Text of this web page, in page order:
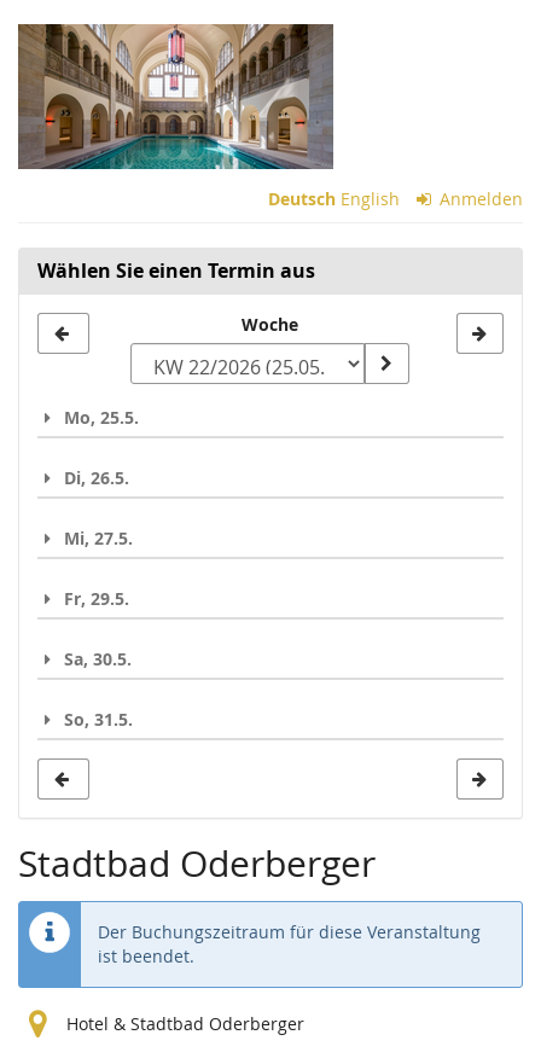
Zum
Haupt-
Inhalt
springen
Deutsch English Anmelden
Wählen Sie einen Termin aus
zur
auswählen
Woche
Mo, 25.5.
Di, 26.5.
Mi, 27.5.
Fr, 29.5.
Sa, 30.5.
So, 31.5.
Stadtbad Oderberger
Der Buchungszeitraum für diese Veranstaltung
ist beendet.
Hotel & Stadtbad Oderberger